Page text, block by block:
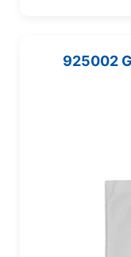
925002